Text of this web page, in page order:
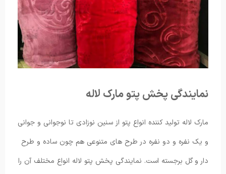
نمایندگی پخش پتو مارک لاله
مارک لاله تولید کننده انواع پتو از سنین نوزادی تا نوجوانی و جوانی
و یک نفره و دو نفره در طرح های متنوعی هم چون ساده و طرح
دار و گل برجسته است. نمایندگی پخش پتو لاله انواع مختلف آن را